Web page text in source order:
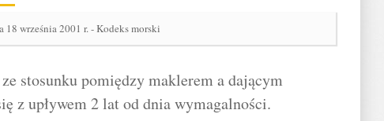
18 września 2001 r. - Kodeks morski
stosunku pomiędzy maklerem a dającym
z upływem 2 lat od dnia wymagalności.